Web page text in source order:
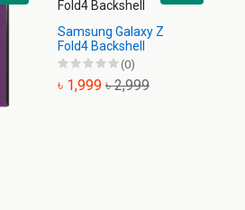
Samsung Galaxy Z
Fold4 Backshell
(0)
৳ 1,999 ৳ 2,999